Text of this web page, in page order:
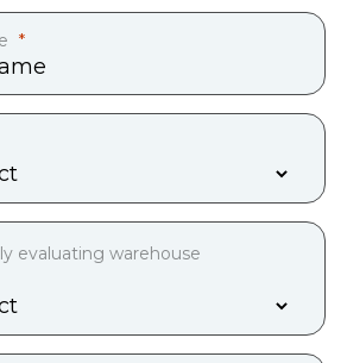
evaluating warehouse